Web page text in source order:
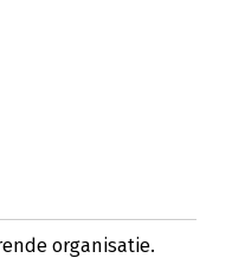
organisatie.